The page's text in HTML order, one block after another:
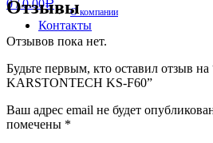
0/ 0.00Р
О компании
Контакты
Отзывы
Отзывов пока нет.
Будьте первым, кто оставил отзыв
KARSTONTECH KS-F60”
Ваш адрес email не будет
помечены *